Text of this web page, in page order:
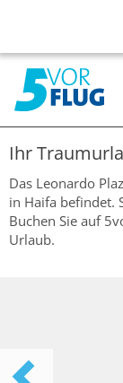
Ihr
Das Leonardo
in Haifa befindet.
Buchen Sie auf
Urlaub.